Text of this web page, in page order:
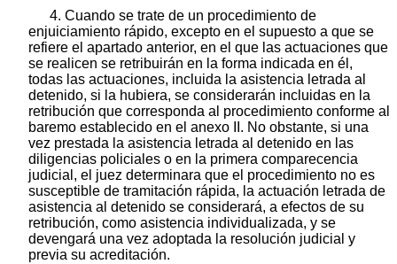
4. Cuando se trate de un procedimiento de
enjuiciamiento rápido, excepto en el supuesto a que se
refiere el apartado anterior, en el que las actuaciones que
se realicen se retribuirán en la forma indicada en él,
todas las actuaciones, incluida la asistencia letrada al
detenido, si la hubiera, se considerarán incluidas en la
retribución que corresponda al procedimiento conforme al
baremo establecido en el anexo II. No obstante, si una
vez prestada la asistencia letrada al detenido en las
diligencias policiales o en la primera comparecencia
judicial, el juez determinara que el procedimiento no es
susceptible de tramitación rápida, la actuación letrada de
asistencia al detenido se considerará, a efectos de su
retribución, como asistencia individualizada, y se
devengará una vez adoptada la resolución judicial y
previa su acreditación.